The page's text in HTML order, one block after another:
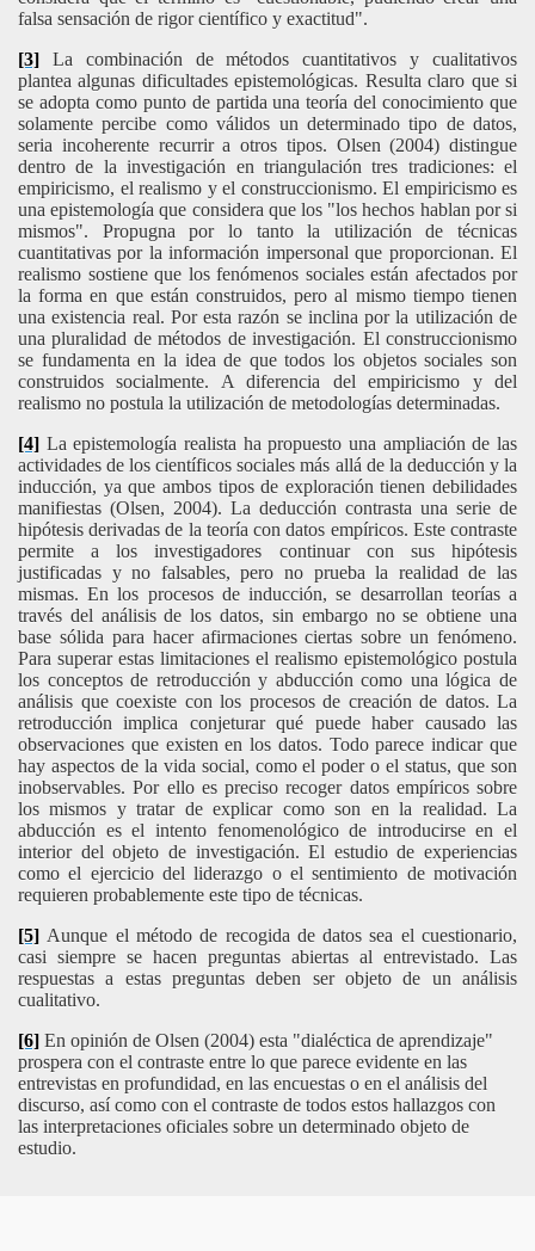
falsa sensación de rigor científico y exactitud".
[3] La combinación de métodos cuantitativos y cualitativos
plantea algunas dificultades epistemológicas. Resulta claro que si
se adopta como punto de partida una teoría del conocimiento que
solamente percibe como válidos un determinado tipo de datos,
seria incoherente recurrir a otros tipos. Olsen (2004) distingue
dentro de la investigación en triangulación tres tradiciones: el
empiricismo, el realismo y el construccionismo. El empiricismo es
una epistemología que considera que los "los hechos hablan por si
mismos". Propugna por lo tanto la utilización de técnicas
cuantitativas por la información impersonal que proporcionan. El
realismo sostiene que los fenómenos sociales están afectados por
la forma en que están construidos, pero al mismo tiempo tienen
una existencia real. Por esta razón se inclina por la utilización de
una pluralidad de métodos de investigación. El construccionismo
se fundamenta en la idea de que todos los objetos sociales son
construidos socialmente. A diferencia del empiricismo y del
realismo no postula la utilización de metodologías determinadas.
[4] La epistemología realista ha propuesto una ampliación de las
actividades de los científicos sociales más allá de la deducción y la
inducción, ya que ambos tipos de exploración tienen debilidades
manifiestas (Olsen, 2004). La deducción contrasta una serie de
hipótesis derivadas de la teoría con datos empíricos. Este contraste
permite a los investigadores continuar con sus hipótesis
justificadas y no falsables, pero no prueba la realidad de las
mismas. En los procesos de inducción, se desarrollan teorías a
través del análisis de los datos, sin embargo no se obtiene una
base sólida para hacer afirmaciones ciertas sobre un fenómeno.
Para superar estas limitaciones el realismo epistemológico postula
los conceptos de retroducción y abducción como una lógica de
análisis que coexiste con los procesos de creación de datos. La
retroducción implica conjeturar qué puede haber causado las
observaciones que existen en los datos. Todo parece indicar que
hay aspectos de la vida social, como el poder o el status, que son
inobservables. Por ello es preciso recoger datos empíricos sobre
los mismos y tratar de explicar como son en la realidad. La
abducción es el intento fenomenológico de introducirse en el
interior del objeto de investigación. El estudio de experiencias
como el ejercicio del liderazgo o el sentimiento de motivación
requieren probablemente este tipo de técnicas.
[5] Aunque el método de recogida de datos sea el cuestionario,
casi siempre se hacen preguntas abiertas al entrevistado. Las
respuestas a estas preguntas deben ser objeto de un análisis
cualitativo.
[6] En opinión de Olsen (2004) esta "dialéctica de aprendizaje"
prospera con el contraste entre lo que parece evidente en las
entrevistas en profundidad, en las encuestas o en el análisis del
discurso, así como con el contraste de todos estos hallazgos con
las interpretaciones oficiales sobre un determinado objeto de
estudio.